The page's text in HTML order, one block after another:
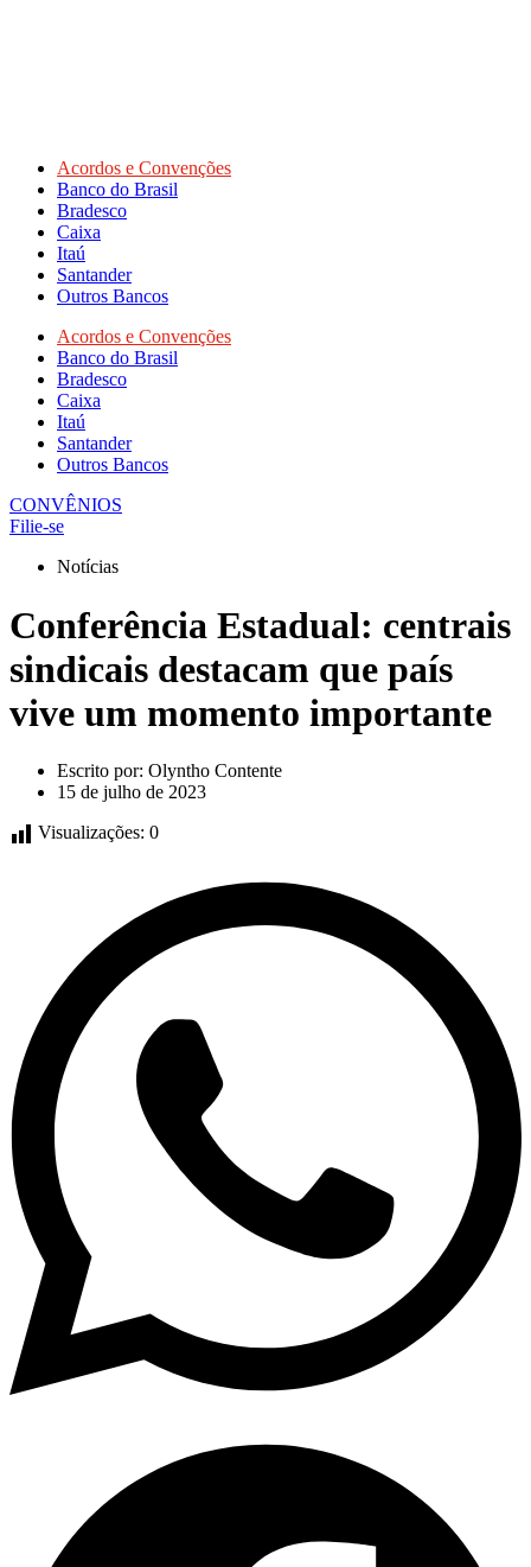
Acordos e Convenções
Banco do Brasil
Bradesco
Caixa
Itaú
Santander
Outros Bancos
Acordos e Convenções
Banco do Brasil
Bradesco
Caixa
Itaú
Santander
Outros Bancos
CONVÊNIOS
Filie-se
Notícias
Conferência Estadual: centrais
sindicais destacam que país
vive um momento importante
Escrito por: Olyntho Contente
15 de julho de 2023
Visualizações: 0